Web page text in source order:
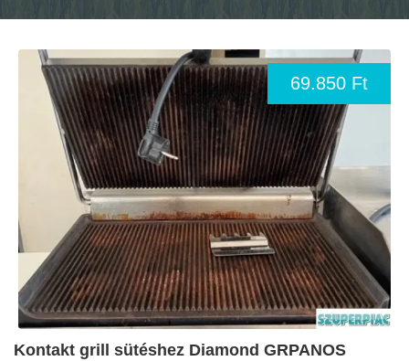
69.850 Ft
Kontakt grill sütéshez Diamond GRPANOS